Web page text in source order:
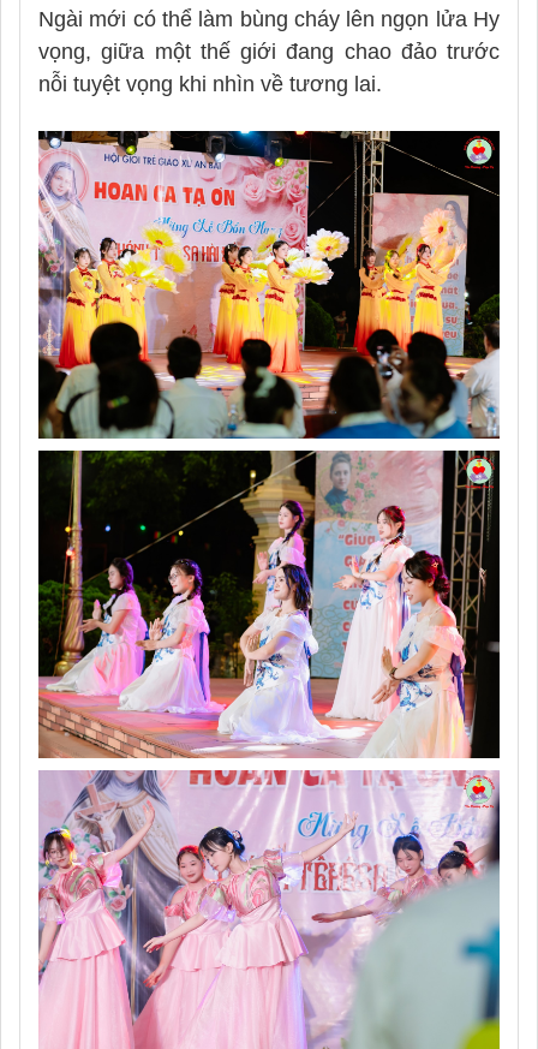
Ngài mới có thể làm bùng cháy lên ngọn lửa Hy
vọng, giữa một thế giới đang chao đảo trước
nỗi tuyệt vọng khi nhìn về tương lai.